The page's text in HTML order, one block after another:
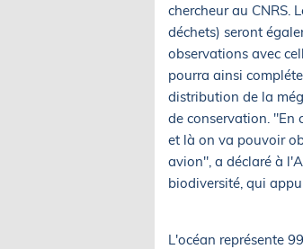
chercheur au CNRS.
déchets) seront
observations avec
pourra ainsi
distribution de la
de conservation. "En
et là on va pouvoir
avion", a déclaré à
biodiversité, qui
L'océan représente